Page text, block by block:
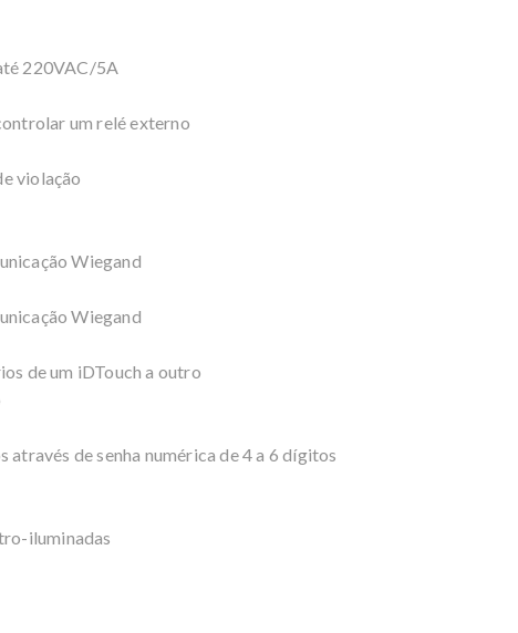
220VAC/5A
um relé externo
violação
Wiegand
Wiegand
de um iDTouch a outro
através de senha numérica de 4 a 6 dígitos
iluminadas